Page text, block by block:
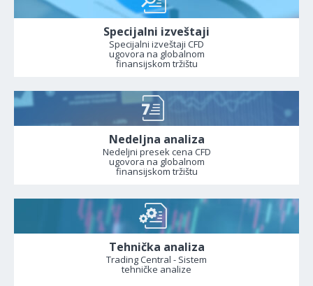
Specijalni izveštaji
Specijalni izveštaji CFD
ugovora na globalnom
finansijskom tržištu
Nedeljna analiza
Nedeljni presek cena CFD
ugovora na globalnom
finansijskom tržištu
Tehnička analiza
Trading Central - Sistem
tehničke analize